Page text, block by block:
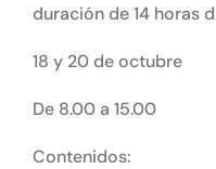
duración de 14 horas
18 y 20 de octubre
De 8.00 a 15.00
Contenidos: